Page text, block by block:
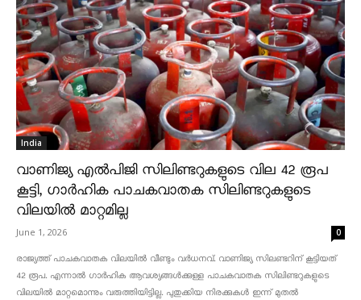
India
വാണിജ്യ എൽപിജി സിലിണ്ടറുകളുടെ വില 42 രൂപ
കൂട്ടി, ഗാർഹിക പാചകവാതക സിലിണ്ടറുകളുടെ
വിലയിൽ മാറ്റമില്ല
June 1, 2026 0
രാജ്യത്ത് പാചകവാതക വിലയിൽ വീണ്ടും വർധനവ്. വാണിജ്യ സിലണ്ടറിന് കൂട്ടിയത്
42 രൂപ. എന്നാൽ ഗാർഹിക ആവശ്യങ്ങൾക്കുള്ള പാചകവാതക സിലിണ്ടറുകളുടെ
വിലയിൽ മാറ്റമൊന്നും വരുത്തിയിട്ടില്ല. പുതുക്കിയ നിരക്കുകൾ ഇന്ന് മുതൽ